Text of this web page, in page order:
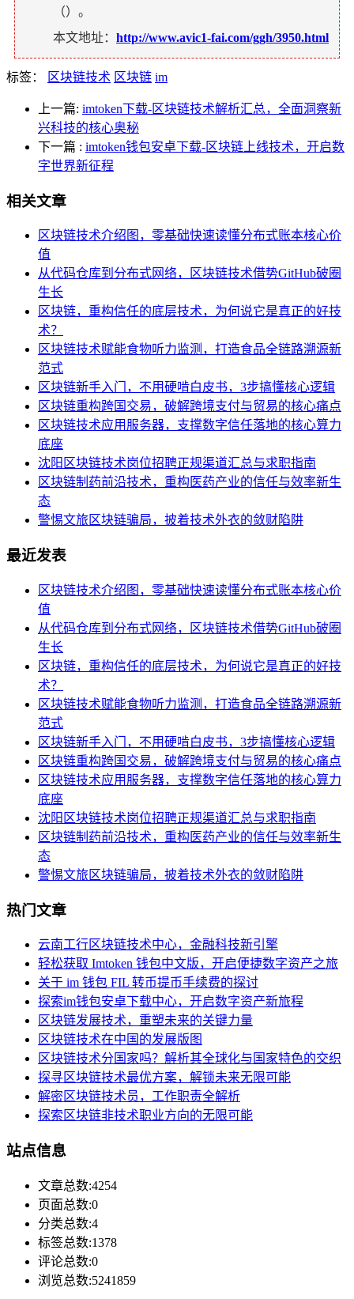
（）。
本文地址： http://www.avic1-fai.com/ggh/3950.html
标签： 区块链技术 区块链 im
上一篇: imtoken下载-区块链技术解析汇总，全面洞察新
兴科技的核心奥秘
下一篇 : imtoken钱包安卓下载-区块链上线技术，开启数
字世界新征程
相关文章
区块链技术介绍图，零基础快速读懂分布式账本核心价
值
从代码仓库到分布式网络，区块链技术借势GitHub破圈
生长
区块链，重构信任的底层技术，为何说它是真正的好技
术？
区块链技术赋能食物听力监测，打造食品全链路溯源新
范式
区块链新手入门，不用硬啃白皮书，3步搞懂核心逻辑
区块链重构跨国交易，破解跨境支付与贸易的核心痛点
区块链技术应用服务器，支撑数字信任落地的核心算力
底座
沈阳区块链技术岗位招聘正规渠道汇总与求职指南
区块链制药前沿技术，重构医药产业的信任与效率新生
态
警惕文旅区块链骗局，披着技术外衣的敛财陷阱
最近发表
区块链技术介绍图，零基础快速读懂分布式账本核心价
值
从代码仓库到分布式网络，区块链技术借势GitHub破圈
生长
区块链，重构信任的底层技术，为何说它是真正的好技
术？
区块链技术赋能食物听力监测，打造食品全链路溯源新
范式
区块链新手入门，不用硬啃白皮书，3步搞懂核心逻辑
区块链重构跨国交易，破解跨境支付与贸易的核心痛点
区块链技术应用服务器，支撑数字信任落地的核心算力
底座
沈阳区块链技术岗位招聘正规渠道汇总与求职指南
区块链制药前沿技术，重构医药产业的信任与效率新生
态
警惕文旅区块链骗局，披着技术外衣的敛财陷阱
热门文章
云南工行区块链技术中心，金融科技新引擎
轻松获取 Imtoken 钱包中文版，开启便捷数字资产之旅
关于 im 钱包 FIL 转币提币手续费的探讨
探索im钱包安卓下载中心，开启数字资产新旅程
区块链发展技术，重塑未来的关键力量
区块链技术在中国的发展版图
区块链技术分国家吗？解析其全球化与国家特色的交织
探寻区块链技术最优方案，解锁未来无限可能
解密区块链技术员，工作职责全解析
探索区块链非技术职业方向的无限可能
站点信息
文章总数:4254
页面总数:0
分类总数:4
标签总数:1378
评论总数:0
浏览总数:5241859